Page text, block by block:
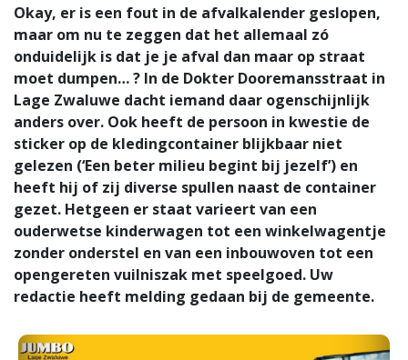
Okay, er is een fout in de afvalkalender geslopen,
maar om nu te zeggen dat het allemaal zó
onduidelijk is dat je je afval dan maar op straat
moet dumpen… ? In de Dokter Dooremansstraat in
Lage Zwaluwe dacht iemand daar ogenschijnlijk
anders over. Ook heeft de persoon in kwestie de
sticker op de kledingcontainer blijkbaar niet
gelezen (‘Een beter milieu begint bij jezelf’) en
heeft hij of zij diverse spullen naast de container
gezet. Hetgeen er staat varieert van een
ouderwetse kinderwagen tot een winkelwagentje
zonder onderstel en van een inbouwoven tot een
opengereten vuilniszak met speelgoed. Uw
redactie heeft melding gedaan bij de gemeente.